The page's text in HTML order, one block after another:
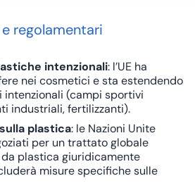
regolamentari
intenzionali: l’UE ha
nei cosmetici e sta estendendo
intenzionali (campi sportivi
industriali, fertilizzanti).
plastica: le Nazioni Unite
per untrattato globale
plastica giuridicamente
misure specifiche sulle